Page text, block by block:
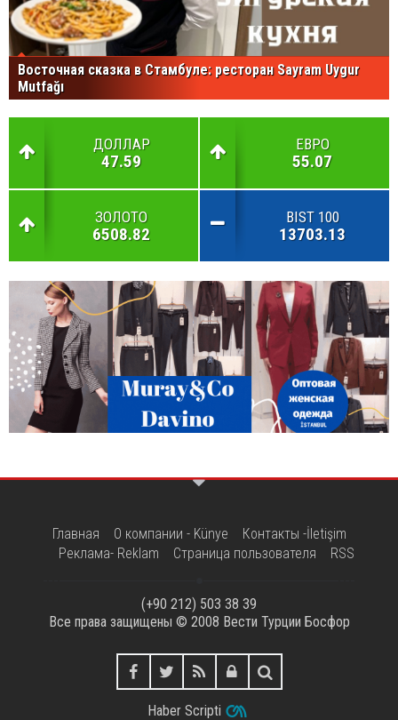
Восточная сказка в Стамбуле: ресторан Sayram Uygur
Mutfağı
ДОЛЛАР
47.59
ЕВРО
55.07
ЗОЛОТО
6508.82
BIST 100
13703.13
Главная О компании - Künye
Контакты -İletişim
Реклама- Reklam
Страница пользователя RSS
(+90 212) 503 38 39
Все права защищены © 2008 Вести Турции Босфор
Haber Scripti